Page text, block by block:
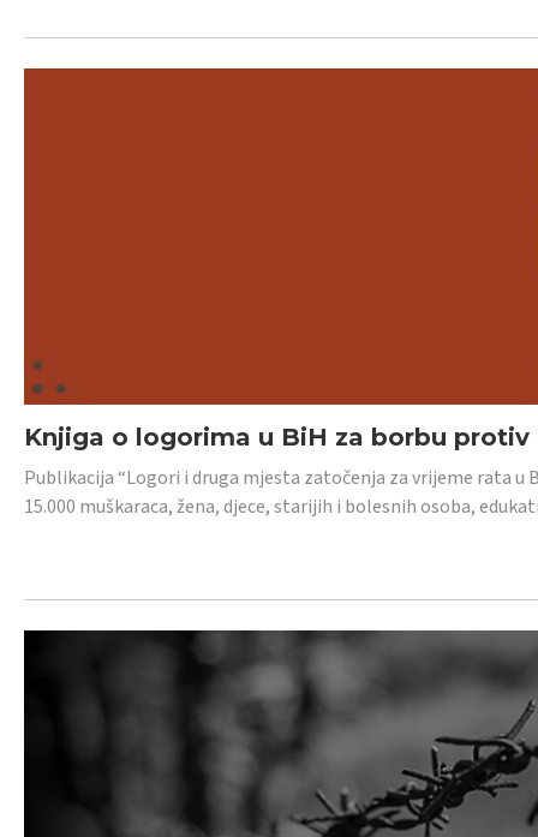
Knjiga o logorima u BiH za borbu
Publikacija “Logori i druga mjesta zatočenja za vrijeme rata u
15.000 muškaraca, žena, djece, starijih i bolesnih osoba,